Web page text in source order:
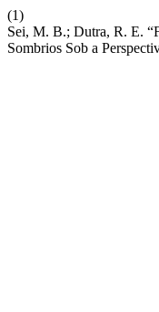
(1)
Sei, M. B.; Dutra, R. E.
Sombrios Sob a